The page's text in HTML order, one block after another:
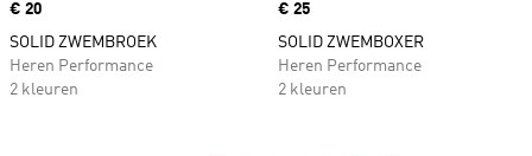
Price
€ 20
SOLID ZWEMBROEK
Heren Performance
2 kleuren
Price
€ 25
SOLID ZWEMBOXER
Heren Performance
2 kleuren